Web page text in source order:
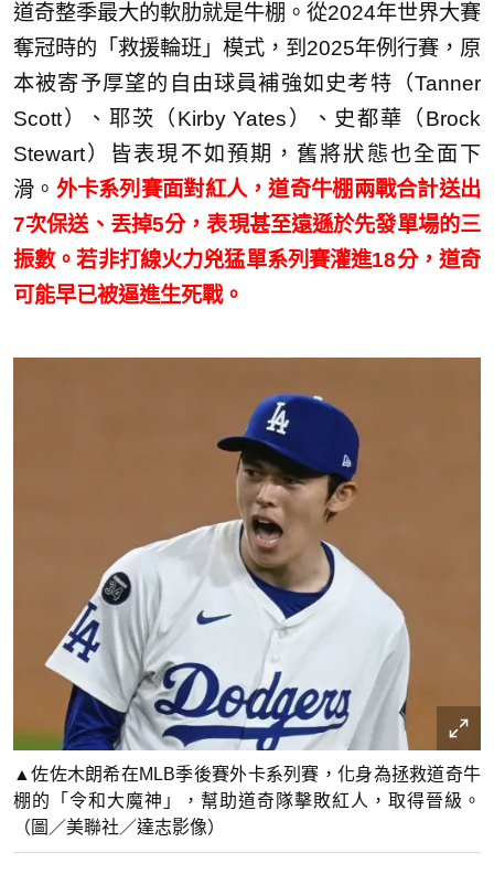
道奇整季最大的軟肋就是牛棚。從2024年世界大賽
奪冠時的「救援輪班」模式，到2025年例行賽，原
本被寄予厚望的自由球員補強如史考特（Tanner
Scott）、耶茨（Kirby Yates）、史都華（Brock
Stewart）皆表現不如預期，舊將狀態也全面下
滑。 外卡系列賽面對紅人，道奇牛棚兩戰合計送出
7次保送、丟掉5分，表現甚至遠遜於先發單場的三
振數。若非打線火力兇猛單系列賽灌進18分，道奇
可能早已被逼進生死戰。
▲佐佐木朗希在MLB季後賽外卡系列賽，化身為拯救道奇牛
棚的「令和大魔神」，幫助道奇隊擊敗紅人，取得晉級。
（圖／美聯社／達志影像）